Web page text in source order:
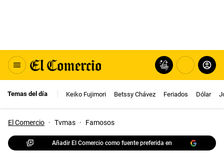
Temas del día Keiko Fujimori Betssy Chávez Feriados Dólar
El Comercio · Tvmas · Famosos
Añadir El Comercio como fuente preferida en